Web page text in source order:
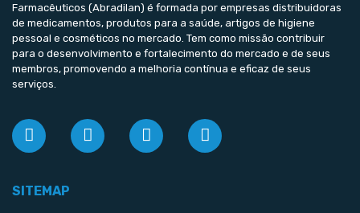
Farmacêuticos (Abradilan) é formada por empresas distribuidoras
de medicamentos, produtos para a saúde, artigos de higiene
pessoal e cosméticos no mercado. Tem como missão contribuir
para o desenvolvimento e fortalecimento do mercado e de seus
membros, promovendo a melhoria contínua e eficaz de seus
serviços.
SITEMAP